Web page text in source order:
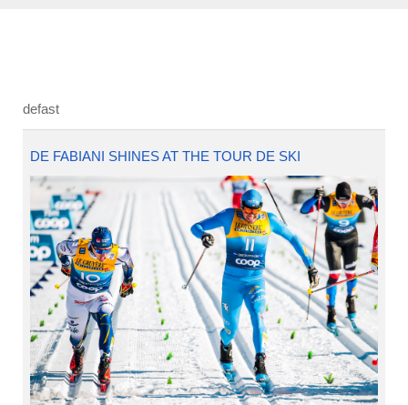
defast
DE FABIANI SHINES AT THE TOUR DE SKI